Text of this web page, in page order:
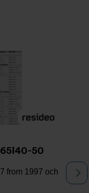
50
from 1997 och